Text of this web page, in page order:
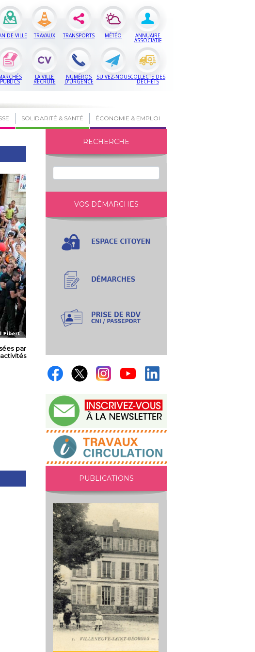
DE VILLE TRAVAUX TRANSPORTS MÉTÉO ANNUAIRE
ASSOCIATIF
PUBLICS
LA VILLE
RECRUTE
NUMÉROS
D’URGENCE
SUIVEZ-NOUSCOLLECTE DES
DÉCHETS
SOLIDARITÉ & SANTÉ ÉCONOMIE & EMPLOI
par
RECHERCHE
VOS DÉMARCHES
PUBLICATIONS